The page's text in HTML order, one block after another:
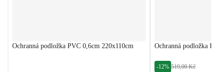
Ochranná podložka PVC 0,6cm 220x110cm Ochranná podložka
-12% 519,00 Kč